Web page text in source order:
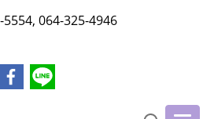
064-325-4946